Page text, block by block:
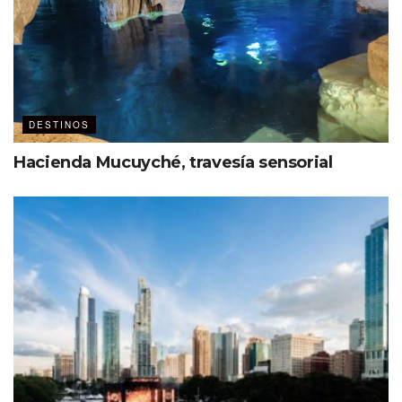
Mercadólogo de profesión
Consultor en Preferred Travel Group
Ha trabajado para Grupo Xcaret e Interjet, por
mencionar algunas empresas.
DESTINOS
Hacienda Mucuyché, travesía sensorial